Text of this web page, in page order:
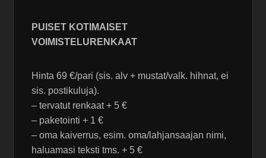
PUISET KOTIMAISET
VOIMISTELURENKAAT
Hinta 69 €/pari (sis. alv + mustat/valk. hihnat, ei
sis. postikuluja).
– tervatut renkaat + 5 €
– paketointi + 1 €
– oma kaiverrus, esim. oma/lahjansaajan nimi,
haluamasi teksti tms. + 5 €